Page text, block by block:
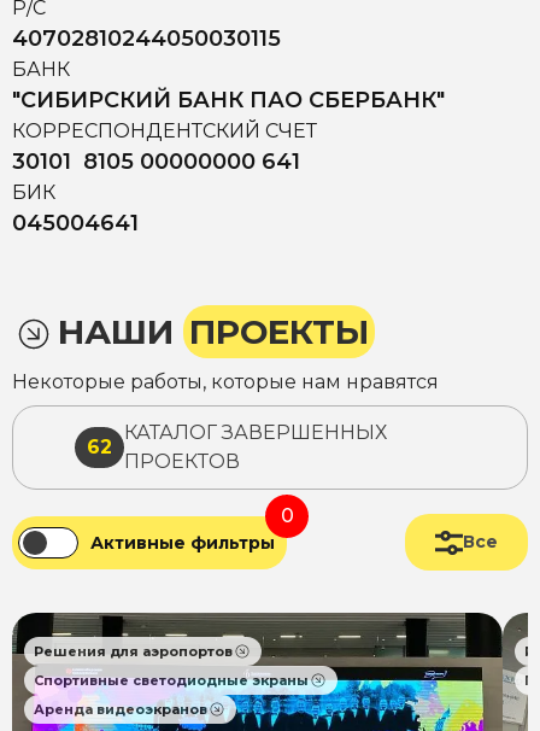
Р/С
40702810244050030115
БАНК
"СИБИРСКИЙ БАНК ПАО СБЕРБАНК"
КОРРЕСПОНДЕНТСКИЙ СЧЕТ
30101 8105 00000000 641
БИК
045004641
НАШИ ПРОЕКТЫ
Некоторые работы, которые нам нравятся
62
КАТАЛОГ ЗАВЕРШЕННЫХ
ПРОЕКТОВ
Активные фильтры
0
Все
Решения для аэропортов
Спортивные светодиодные экраны
Аренда видеоэкранов